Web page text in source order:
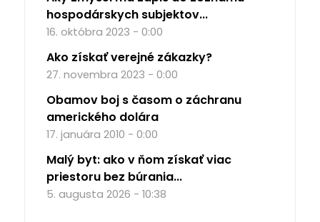
hospodárskych subjektov...
16. októbra 2023 - 0:00
Ako získať verejné zákazky?
27. novembra 2023 - 0:00
Obamov boj s časom o záchranu
amerického dolára
17. januára 2010 - 0:00
Malý byt: ako v ňom získať viac
priestoru bez búrania...
5. augusta 2026 - 10:38